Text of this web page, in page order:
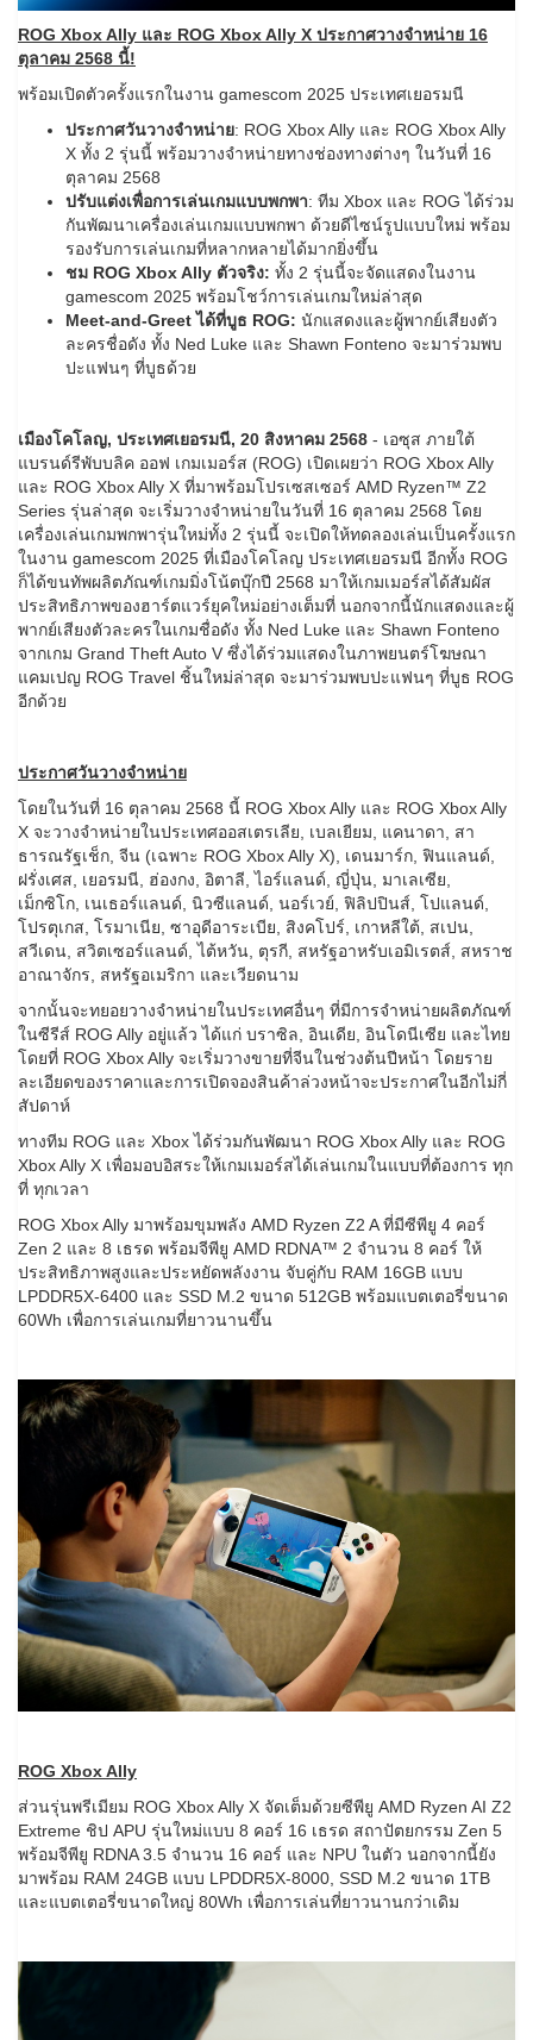
ROG Xbox Ally และ ROG Xbox Ally X ประกาศวางจำหน่าย 16
ตุลาคม 2568 นี้!
พร้อมเปิดตัวครั้งแรกในงาน gamescom 2025 ประเทศเยอรมนี
ประกาศวันวางจำหน่าย: ROG Xbox Ally และ ROG Xbox Ally
X ทั้ง 2 รุ่นนี้ พร้อมวางจำหน่ายทางช่องทางต่างๆ ในวันที่ 16
ตุลาคม 2568
ปรับแต่งเพื่อการเล่นเกมแบบพกพา: ทีม Xbox และ ROG ได้ร่วม
กันพัฒนาเครื่องเล่นเกมแบบพกพา ด้วยดีไซน์รูปแบบใหม่ พร้อม
รองรับการเล่นเกมที่หลากหลายได้มากยิ่งขึ้น
ชม ROG Xbox Ally ตัวจริง: ทั้ง 2 รุ่นนี้จะจัดแสดงในงาน
gamescom 2025 พร้อมโชว์การเล่นเกมใหม่ล่าสุด
Meet-and-Greet ได้ที่บูธ ROG: นักแสดงและผู้พากย์เสียงตัว
ละครชื่อดัง ทั้ง Ned Luke และ Shawn Fonteno จะมาร่วมพบ
ปะแฟนๆ ที่บูธด้วย
เมืองโคโลญ, ประเทศเยอรมนี, 20 สิงหาคม 2568 - เอซุส ภายใต้
แบรนด์รีพับบลิค ออฟ เกมเมอร์ส (ROG) เปิดเผยว่า ROG Xbox Ally
และ ROG Xbox Ally X ที่มาพร้อมโปรเซสเซอร์ AMD Ryzen™ Z2
Series รุ่นล่าสุด จะเริ่มวางจำหน่ายในวันที่ 16 ตุลาคม 2568 โดย
เครื่องเล่นเกมพกพารุ่นใหม่ทั้ง 2 รุ่นนี้ จะเปิดให้ทดลองเล่นเป็นครั้งแรก
ในงาน gamescom 2025 ที่เมืองโคโลญ ประเทศเยอรมนี อีกทั้ง ROG
ก็ได้ขนทัพผลิตภัณฑ์เกมมิ่งโน้ตบุ๊กปี 2568 มาให้เกมเมอร์สได้สัมผัส
ประสิทธิภาพของฮาร์ตแวร์ยุคใหม่อย่างเต็มที่ นอกจากนี้นักแสดงและผู้
พากย์เสียงตัวละครในเกมชื่อดัง ทั้ง Ned Luke และ Shawn Fonteno
จากเกม Grand Theft Auto V ซึ่งได้ร่วมแสดงในภาพยนตร์โฆษณา
แคมเปญ ROG Travel ชิ้นใหม่ล่าสุด จะมาร่วมพบปะแฟนๆ ที่บูธ ROG
อีกด้วย
ประกาศวันวางจำหน่าย
โดยในวันที่ 16 ตุลาคม 2568 นี้ ROG Xbox Ally และ ROG Xbox Ally
X จะวางจำหน่ายในประเทศออสเตรเลีย, เบลเยียม, แคนาดา, สา
ธารณรัฐเช็ก, จีน (เฉพาะ ROG Xbox Ally X), เดนมาร์ก, ฟินแลนด์,
ฝรั่งเศส, เยอรมนี, ฮ่องกง, อิตาลี, ไอร์แลนด์, ญี่ปุ่น, มาเลเซีย,
เม็กซิโก, เนเธอร์แลนด์, นิวซีแลนด์, นอร์เวย์, ฟิลิปปินส์, โปแลนด์,
โปรตุเกส, โรมาเนีย, ซาอุดีอาระเบีย, สิงคโปร์, เกาหลีใต้, สเปน,
สวีเดน, สวิตเซอร์แลนด์, ไต้หวัน, ตุรกี, สหรัฐอาหรับเอมิเรตส์, สหราช
อาณาจักร, สหรัฐอเมริกา และเวียดนาม
จากนั้นจะทยอยวางจำหน่ายในประเทศอื่นๆ ที่มีการจำหน่ายผลิตภัณฑ์
ในซีรีส์ ROG Ally อยู่แล้ว ได้แก่ บราซิล, อินเดีย, อินโดนีเซีย และไทย
โดยที่ ROG Xbox Ally จะเริ่มวางขายที่จีนในช่วงต้นปีหน้า โดยราย
ละเอียดของราคาและการเปิดจองสินค้าล่วงหน้าจะประกาศในอีกไม่กี่
สัปดาห์
ทางทีม ROG และ Xbox ได้ร่วมกันพัฒนา ROG Xbox Ally และ ROG
Xbox Ally X เพื่อมอบอิสระให้เกมเมอร์สได้เล่นเกมในแบบที่ต้องการ ทุก
ที่ ทุกเวลา
ROG Xbox Ally มาพร้อมขุมพลัง AMD Ryzen Z2 A ที่มีซีพียู 4 คอร์
Zen 2 และ 8 เธรด พร้อมจีพียู AMD RDNA™ 2 จำนวน 8 คอร์ ให้
ประสิทธิภาพสูงและประหยัดพลังงาน จับคู่กับ RAM 16GB แบบ
LPDDR5X-6400 และ SSD M.2 ขนาด 512GB พร้อมแบตเตอรี่ขนาด
60Wh เพื่อการเล่นเกมที่ยาวนานขึ้น
ROG Xbox Ally
ส่วนรุ่นพรีเมียม ROG Xbox Ally X จัดเต็มด้วยซีพียู AMD Ryzen AI Z2
Extreme ชิป APU รุ่นใหม่แบบ 8 คอร์ 16 เธรด สถาปัตยกรรม Zen 5
พร้อมจีพียู RDNA 3.5 จำนวน 16 คอร์ และ NPU ในตัว นอกจากนี้ยัง
มาพร้อม RAM 24GB แบบ LPDDR5X-8000, SSD M.2 ขนาด 1TB
และแบตเตอรี่ขนาดใหญ่ 80Wh เพื่อการเล่นที่ยาวนานกว่าเดิม